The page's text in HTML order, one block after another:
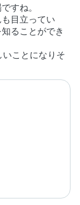
すね。
目立ってい
ることができ
ことになりそ